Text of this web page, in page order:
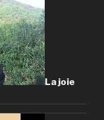
La joie